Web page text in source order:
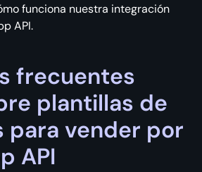
funciona nuestra integración
API.
frecuentes
plantillas de
para vender por
API